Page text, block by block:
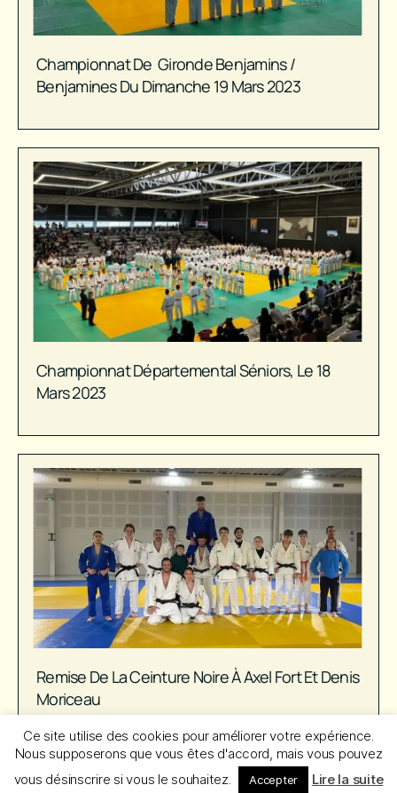
Championnat De Gironde Benjamins /
Benjamines Du Dimanche 19 Mars 2023
Championnat Départemental Séniors, Le 18
Mars 2023
Remise De La Ceinture Noire À Axel Fort Et Denis
Moriceau
Ce site utilise des cookies pour améliorer votre expérience.
Nous supposerons que vous êtes d'accord, mais vous pouvez
vous désinscrire si vous le souhaitez.
Accepter Lire la suite